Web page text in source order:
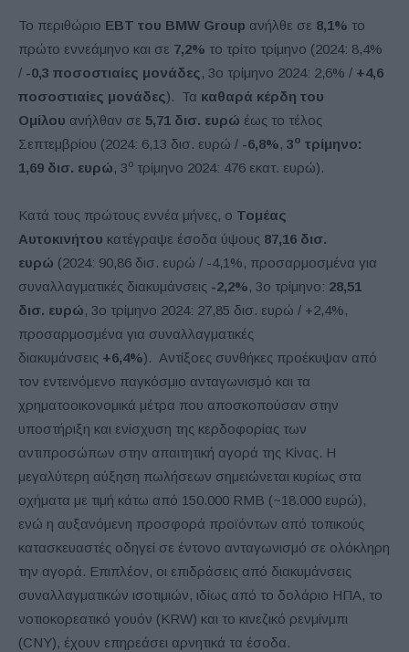
Το περιθώριο EBT του BMW Group ανήλθε σε 8,1% το
πρώτο εννεάμηνο και σε 7,2% το τρίτο τρίμηνο (2024: 8,4%
/ -0,3 ποσοστιαίες μονάδες , 3ο τρίμηνο 2024: 2,6% / +4,6
ποσοστιαίες μονάδες). Τα καθαρά κέρδη του
Ομίλου ανήλθαν σε 5,71 δισ. ευρώ έως το τέλος
Σεπτεμβρίου (2024: 6,13 δισ. ευρώ / -6,8%, 3ο τρίμηνο:
1,69 δισ. ευρώ, 3ο τρίμηνο 2024: 476 εκατ. ευρώ).
Κατά τους πρώτους εννέα μήνες, ο Τομέας
Αυτοκινήτου κατέγραψε έσοδα ύψους 87,16 δισ.
ευρώ (2024: 90,86 δισ. ευρώ / -4,1%, προσαρμοσμένα για
συναλλαγματικές διακυμάνσεις -2,2%, 3ο τρίμηνο: 28,51
δισ. ευρώ, 3ο τρίμηνο 2024: 27,85 δισ. ευρώ / +2,4%,
προσαρμοσμένα για συναλλαγματικές
διακυμάνσεις +6,4%). Αντίξοες συνθήκες προέκυψαν από
τον εντεινόμενο παγκόσμιο ανταγωνισμό και τα
χρηματοοικονομικά μέτρα που αποσκοπούσαν στην
υποστήριξη και ενίσχυση της κερδοφορίας των
αντιπροσώπων στην απαιτητική αγορά της Κίνας. Η
μεγαλύτερη αύξηση πωλήσεων σημειώνεται κυρίως στα
οχήματα με τιμή κάτω από 150.000 RMB (~18.000 ευρώ),
ενώ η αυξανόμενη προσφορά προϊόντων από τοπικούς
κατασκευαστές οδηγεί σε έντονο ανταγωνισμό σε ολόκληρη
την αγορά. Επιπλέον, οι επιδράσεις από διακυμάνσεις
συναλλαγματικών ισοτιμιών, ιδίως από το δολάριο ΗΠΑ, το
νοτιοκορεατικό γουόν (KRW) και το κινεζικό ρενμίνμπι
(CNY), έχουν επηρεάσει αρνητικά τα έσοδα.